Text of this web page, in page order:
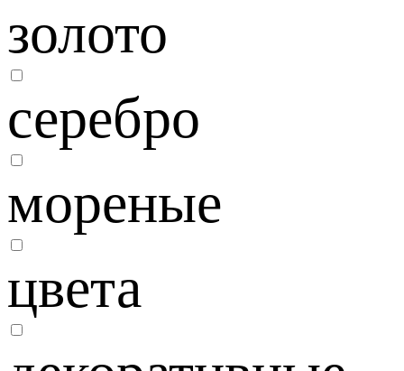
золото
серебро
мореные
цвета